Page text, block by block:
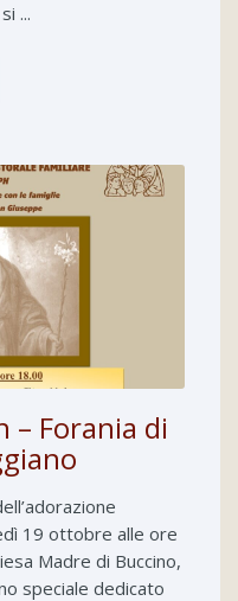
...
– Forania di
19 ottobre alle ore
Madre di Buccino,
speciale dedicato